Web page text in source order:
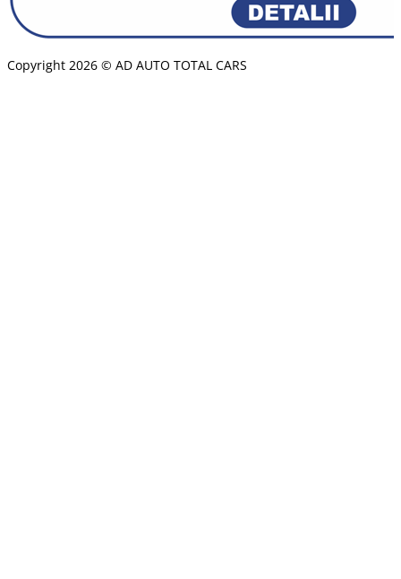
Copyright 2026 © AD AUTO TOTAL CARS